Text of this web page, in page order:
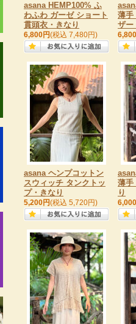
asana HEMP100% ふ
わふわ ガーゼ ショート
貫頭衣・きなり
6,800円(税込 7,480円)
薄手
ザー
asana ヘンプコットン
スウィッチ タンクトッ
プ・きなり
5,200円(税込 5,720円)
薄手
り